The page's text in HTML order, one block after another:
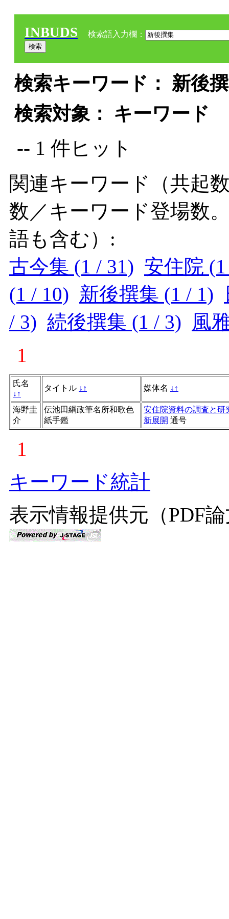
INBUDS 検索語入力欄：
検索キーワード： 新後
検索対象： キーワード
-- 1 件ヒット
関連キーワード（共起
数／キーワード登場数
語も含む）:
古今集 (1 / 31) 安住院
(1 / 10) 新後撰集 (1 / 1)
/ 3) 続後撰集 (1 / 3) 風
1
氏名
↓ ↑
タイトル ↓ ↑ 媒体名 ↓ ↑
海野圭
介
伝池田綱政筆名所和歌色
紙手鑑
安住院資料の調査と研
新展開 通号
1
キーワード統計
表示情報提供元（PDF